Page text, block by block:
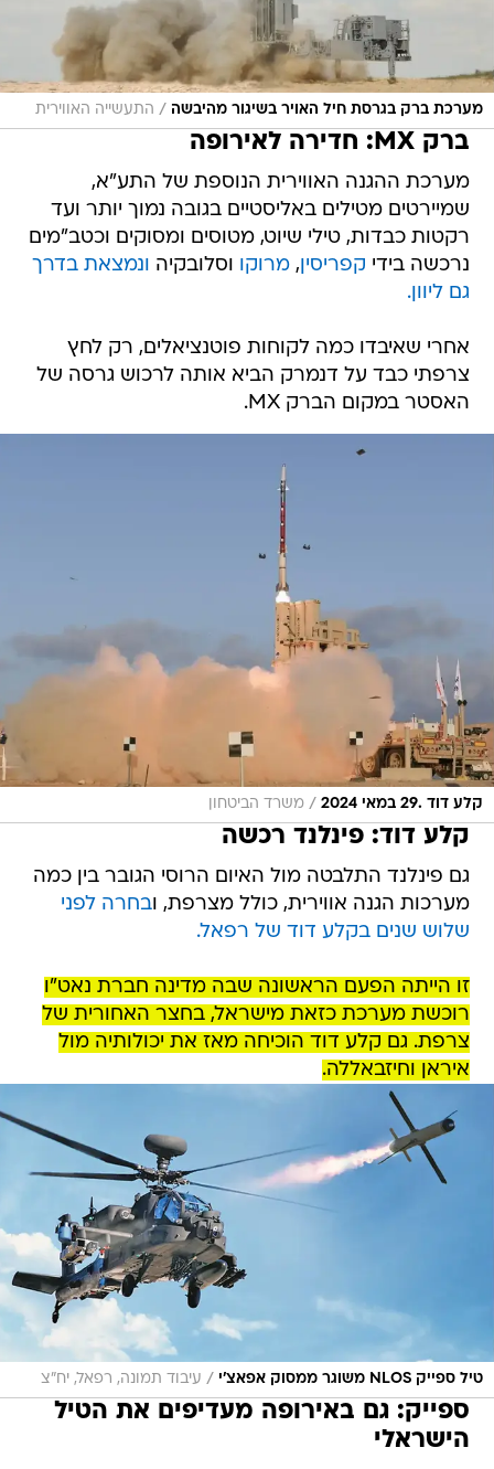
מערכת ברק בגרסת חיל האויר בשיגור מהיבשה / התעשייה האווירית
ברק MX: חדירה לאירופה
מערכת ההגנה האווירית הנוספת של התע"א,
שמיירטים מטילים באליסטיים בגובה נמוך יותר ועד
רקטות כבדות, טילי שיוט, מטוסים ומסוקים וכטב"מים
נרכשה בידי קפריסין ,מרוקו וסלובקיה ונמצאת בדרך
גם ליוון.
אחרי שאיבדו כמה לקוחות פוטנציאלים, רק לחץ
צרפתי כבד על דנמרק הביא אותה לרכוש גרסה של
האסטר במקום הברק MX.
קלע דוד .29 במאי 2024 / משרד הביטחון
קלע דוד: פינלנד רכשה
גם פינלנד התלבטה מול האיום הרוסי הגובר בין כמה
מערכות הגנה אווירית, כולל מצרפת, ובחרה לפני
שלוש שנים בקלע דוד של רפאל.
זו הייתה הפעם הראשונה שבה מדינה חברת נאט"ו
רוכשת מערכת כזאת מישראל, בחצר האחורית של
צרפת. גם קלע דוד הוכיחה מאז את יכולותיה מול
איראן וחיזבאללה.
טיל ספייק NLOS משוגר ממסוק אפאצ'י / עיבוד תמונה, רפאל, יח"צ
ספייק: גם באירופה מעדיפים את הטיל
הישראלי